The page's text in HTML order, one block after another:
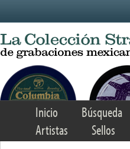
Inicio Búsqueda
Artistas
Sellos